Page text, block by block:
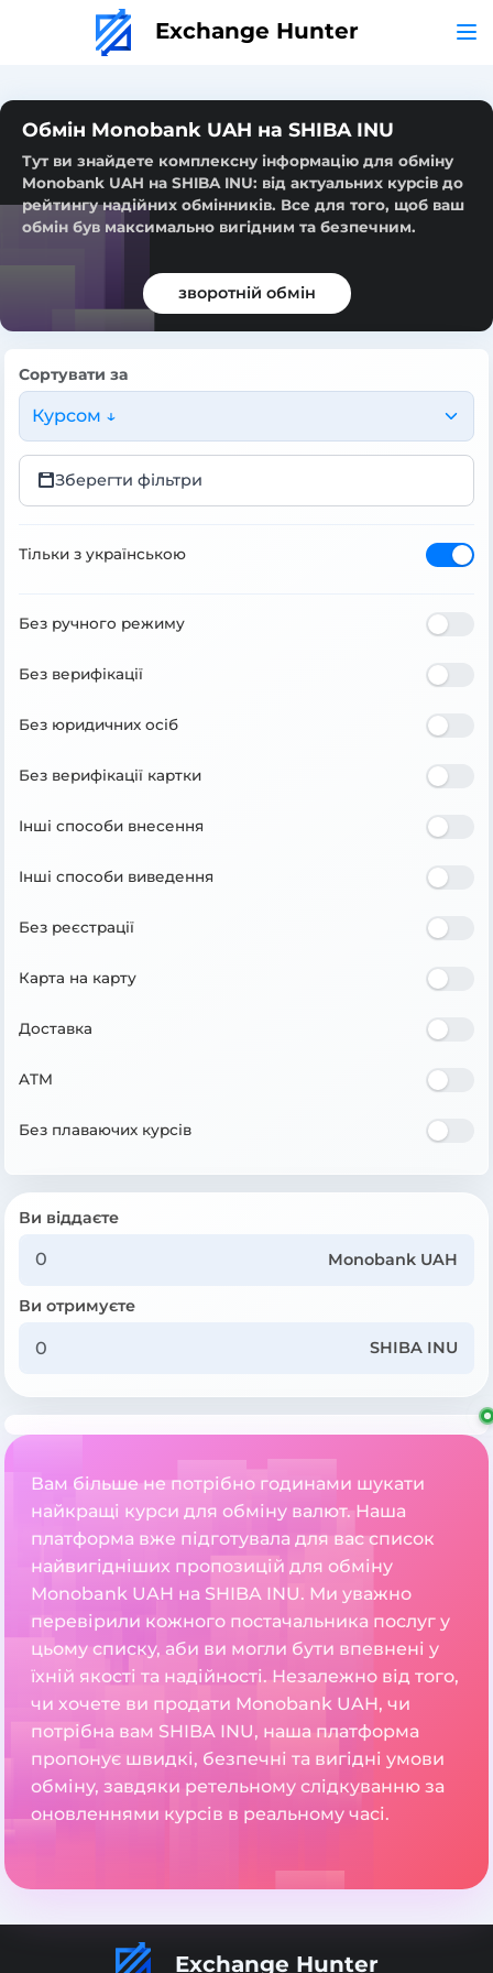
Exchange Hunter
Обмін Monobank UAH на SHIBA INU
Тут ви знайдете комплексну інформацію для обміну
Monobank UAH на SHIBA INU: від актуальних курсів до
рейтингу надійних обмінників. Все для того, щоб ваш
обмін був максимально вигідним та безпечним.
зворотній обмін
Сортувати за
Курсом ↓
Зберегти фільтри
Тільки з українською
Без ручного режиму
Без верифікації
Без юридичних осіб
Без верифікації картки
Інші способи внесення
Інші способи виведення
Без реєстрації
Карта на карту
Доставка
ATM
Без плаваючих курсів
Ви віддаєте
Monobank UAH
Ви отримуєте
SHIBA INU
Вам більше не потрібно годинами шукати
найкращі курси для обміну валют. Наша
платформа вже підготувала для вас список
найвигідніших пропозицій для обміну
Monobank UAH на SHIBA INU. Ми уважно
перевірили кожного постачальника послуг у
цьому списку, аби ви могли бути впевнені у
їхній якості та надійності. Незалежно від того,
чи хочете ви продати Monobank UAH, чи
потрібна вам SHIBA INU, наша платформа
пропонує швидкі, безпечні та вигідні умови
обміну, завдяки ретельному слідкуванню за
оновленнями курсів в реальному часі.
Exchange Hunter